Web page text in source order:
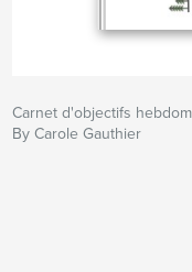
Carnet d'objectifs
By Carole Gauthier